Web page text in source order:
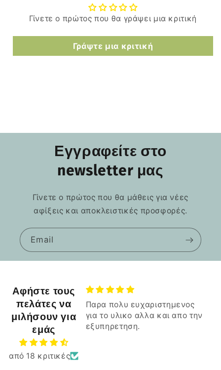
Γίνετε ο πρώτος που θα γράψει μια κριτική
Γράψτε μια κριτική
Εγγραφείτε στο
newsletter μας
Γίνετε ο πρώτος που θα μάθεις για νέες
αφίξεις και αποκλειστικές προσφορές.
Email
Αφήστε τους
πελάτες να
μιλήσουν για
εμάς
από 18 κριτικές
Παρα πολυ ευχαριστημενος
για το υλικο αλλα και απο την
εξυπηρετηση.